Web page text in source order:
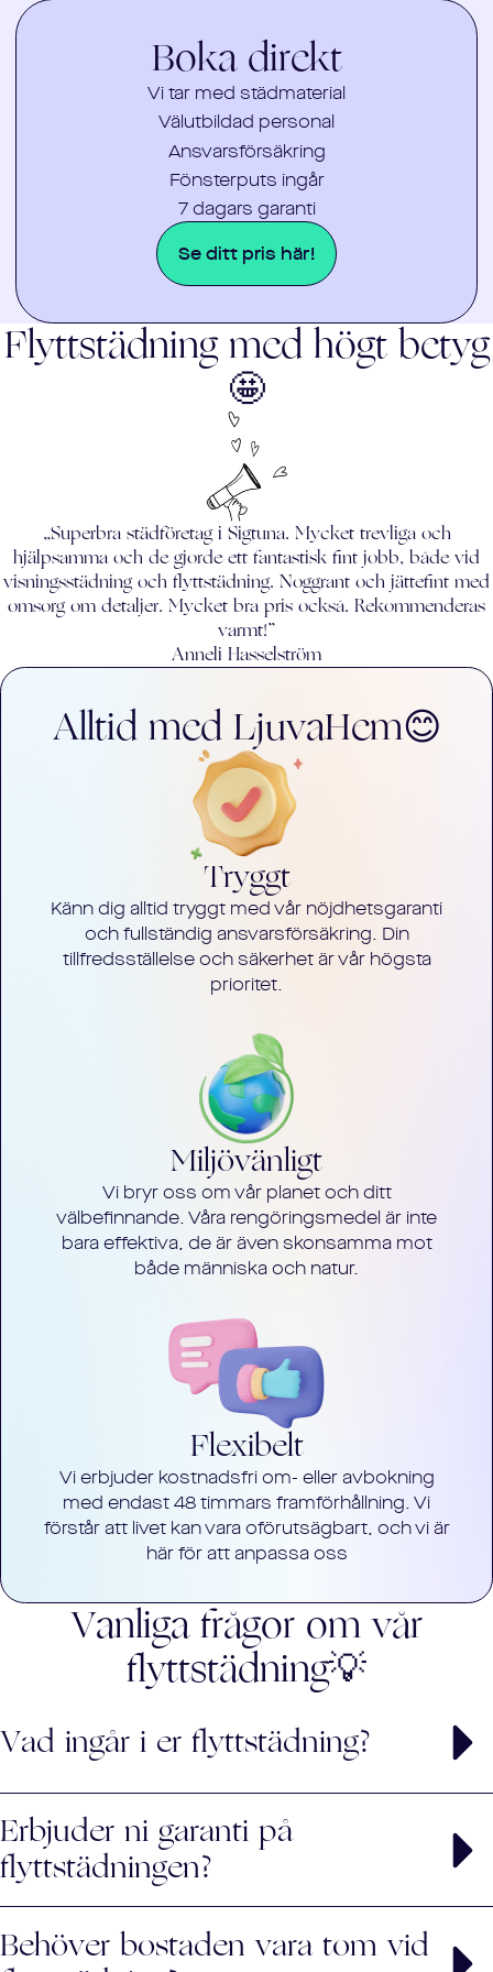
Boka direkt
Vi tar med städmaterial
Välutbildad personal
Ansvarsförsäkring
Fönsterputs ingår
7 dagars garanti
Se ditt pris här!
Flyttstädning med högt betyg
🤩
„Superbra städföretag i Sigtuna. Mycket trevliga och
hjälpsamma och de gjorde ett fantastisk fint jobb, både vid
visningsstädning och flyttstädning. Noggrant och jättefint med
omsorg om detaljer. Mycket bra pris också. Rekommenderas
varmt!”
Anneli Hasselström
Alltid med LjuvaHem😊
Tryggt
Känn dig alltid tryggt med vår nöjdhetsgaranti
och fullständig ansvarsförsäkring. Din
tillfredsställelse och säkerhet är vår högsta
prioritet.
Miljövänligt
Vi bryr oss om vår planet och ditt
välbefinnande. Våra rengöringsmedel är inte
bara effektiva, de är även skonsamma mot
både människa och natur.
Flexibelt
Vi erbjuder kostnadsfri om- eller avbokning
med endast 48 timmars framförhållning. Vi
förstår att livet kan vara oförutsägbart, och vi är
här för att anpassa oss
Vanliga frågor om vår
flyttstädning💡
Vad ingår i er flyttstädning?
bostaden enligt Mäklarsamfundets riktlinjer, inklusive
fönsterputs, rengöring av vitvaror och djuprengöring av
badrum och kök.
Erbjuder ni garanti på
flyttstädningen?
Om du eller den nya ägaren inte är nöjd, åtgärdar vi
Behöver bostaden vara tom vid